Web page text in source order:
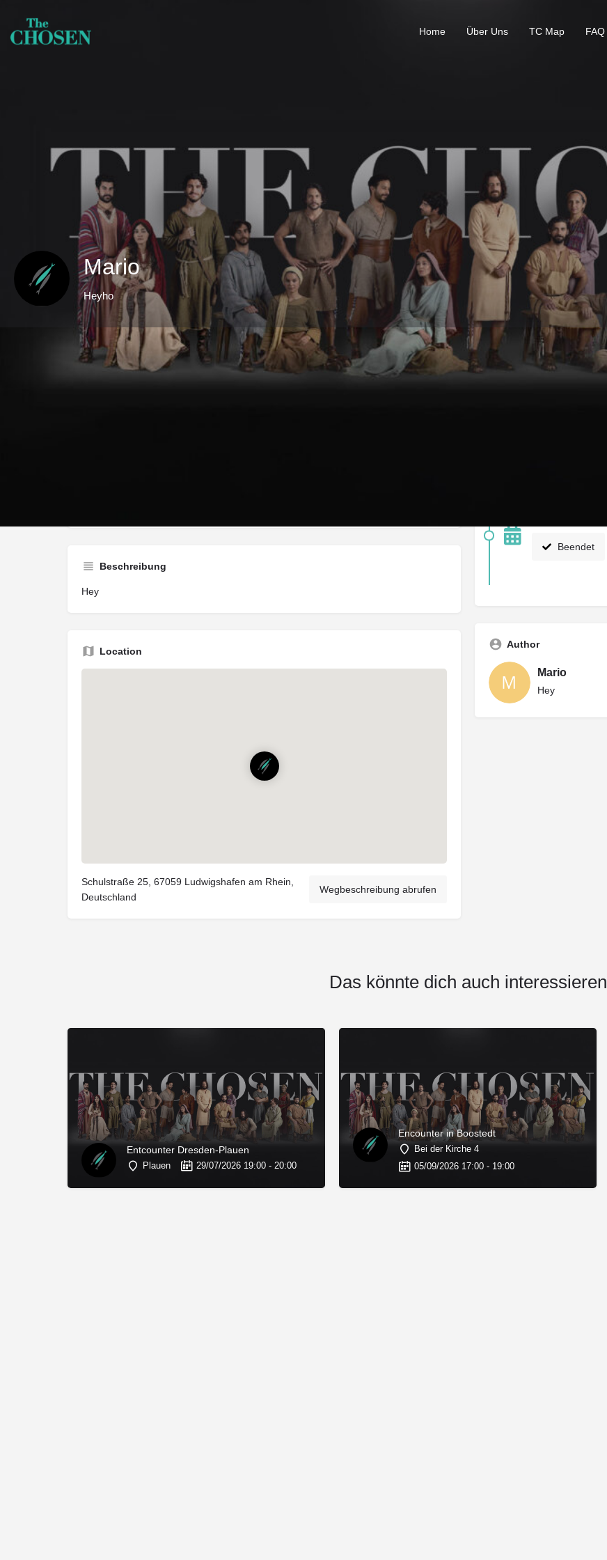
Home Über Uns TC Map FAQ
Mario
Heyho
Infos Feedback Store
Beschreibung
Hey
Location
Schulstraße 25, 67059 Ludwigshafen am Rhein,
Deutschland
Wegbeschreibung abrufen
Beendet
Author
Mario
Hey
Das könnte dich auch interessieren
Entcounter Dresden-Plauen
Plauen 29/07/2026 19:00 - 20:00
Encounter in Boostedt
Bei der Kirche 4
05/09/2026 17:00 - 19:00